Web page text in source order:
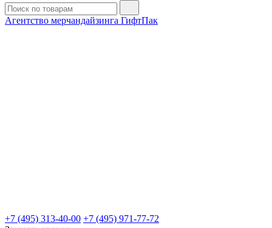
Агентство мерчандайзинга ГифтПак
+7 (495) 313-40-00 +7 (495) 971-77-72